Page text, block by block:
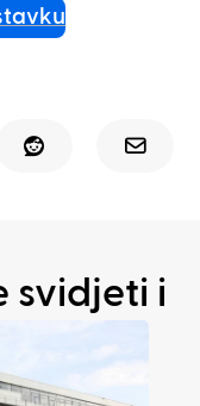
svidjeti i